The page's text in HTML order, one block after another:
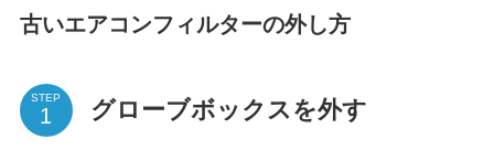
古いエアコンフィルターの外し方
STEP グローブボックスを外す